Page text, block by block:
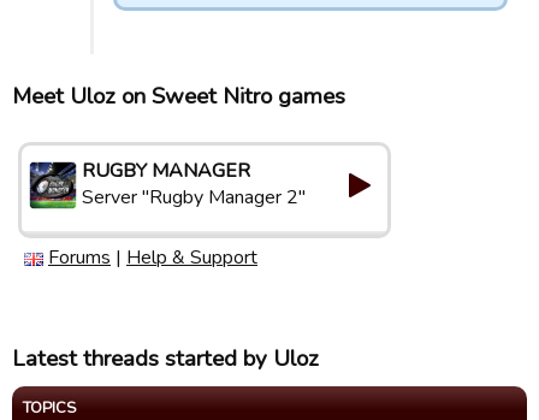
Meet Uloz on Sweet Nitro games
RUGBY MANAGER
Server "Rugby Manager 2"
Forums | Help & Support
Latest threads started by Uloz
TOPICS